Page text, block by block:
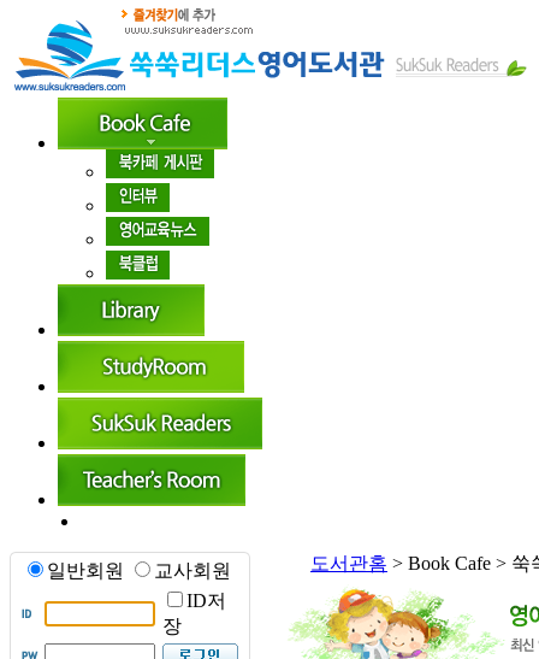
일반회원
교사회원
ID저
장
도서관홈 > Book Cafe >